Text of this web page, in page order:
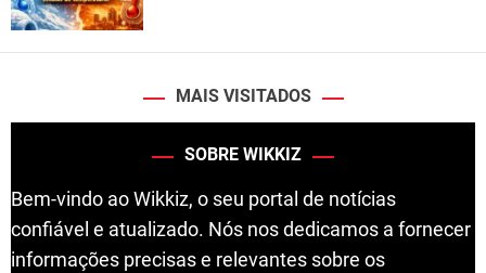
MAIS VISITADOS
SOBRE WIKKIZ
Bem-vindo ao Wikkiz, o seu portal de notícias
confiável e atualizado. Nós nos dedicamos a fornecer
informações precisas e relevantes sobre os